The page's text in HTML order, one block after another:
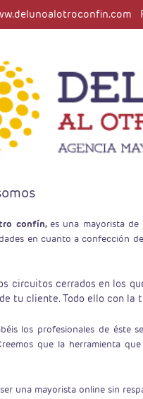
confín, es una mayorista
en cuanto a confección
circuitos cerrados en los
tu cliente. Todo ello con
los profesionales de éste
que la herramienta
una mayorista online sin